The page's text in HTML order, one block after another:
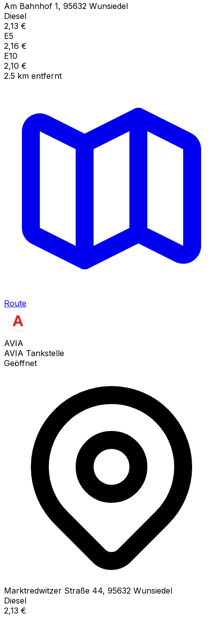
Am Bahnhof 1, 95632 Wunsiedel
Diesel
2,13 €
E5
2,16 €
E10
2,10 €
2.5 km entfernt
Route
AVIA
AVIA Tankstelle
Geöffnet
Marktredwitzer Straße 44, 95632 Wunsiedel
Diesel
2,13 €